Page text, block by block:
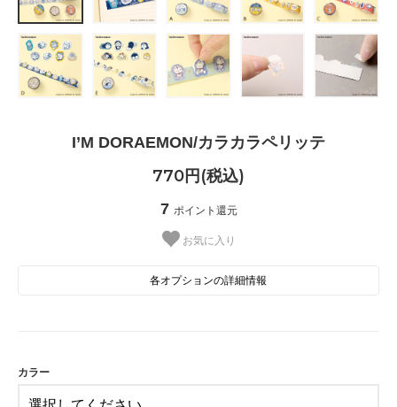
I’M DORAEMON/カラカラペリッテ
770円(税込)
7 ポイント還元
お気に入り
各オプションの詳細情報
カラー